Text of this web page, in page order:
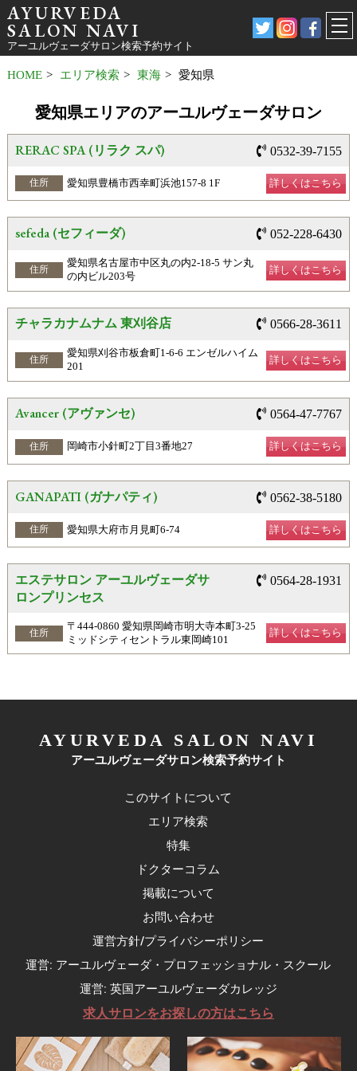
AYURVEDA
SALON NAVI
アーユルヴェーダサロン検索予約サイト
HOME > エリア検索 > 東海 > 愛知県
愛知県エリアのアーユルヴェーダサロン
RERAC SPA (リラク スパ) 0532-39-7155
住所 愛知県豊橋市西幸町浜池157-8 1F 詳しくはこちら
sefeda (セフィーダ) 052-228-6430
住所
愛知県名古屋市中区丸の内2-18-5 サン丸
の内ビル203号
詳しくはこちら
チャラカナムナム 東刈谷店 0566-28-3611
住所
愛知県刈谷市板倉町1-6-6 エンゼルハイム
201
詳しくはこちら
Avancer (アヴァンセ) 0564-47-7767
住所 岡崎市小針町2丁目3番地27 詳しくはこちら
GANAPATI (ガナパティ) 0562-38-5180
住所 愛知県大府市月見町6-74 詳しくはこちら
エステサロン アーユルヴェーダサ
ロンプリンセス
0564-28-1931
住所
〒444-0860 愛知県岡崎市明大寺本町3-25
ミッドシティセントラル東岡崎101
詳しくはこちら
AYURVEDA SALON NAVI
アーユルヴェーダサロン検索予約サイト
このサイトについて
エリア検索
特集
ドクターコラム
掲載について
お問い合わせ
運営方針/プライバシーポリシー
運営: アーユルヴェーダ・プロフェッショナル・スクール
運営: 英国アーユルヴェーダカレッジ
求人サロンをお探しの方はこちら